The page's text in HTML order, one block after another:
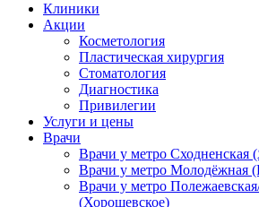
Клиники
Акции
Косметология
Пластическая хирургия
Стоматология
Диагностика
Привилегии
Услуги и цены
Врачи
Врачи у метро Сходненская
Врачи у метро Молодёжная
Врачи у метро
(Хорошевское)